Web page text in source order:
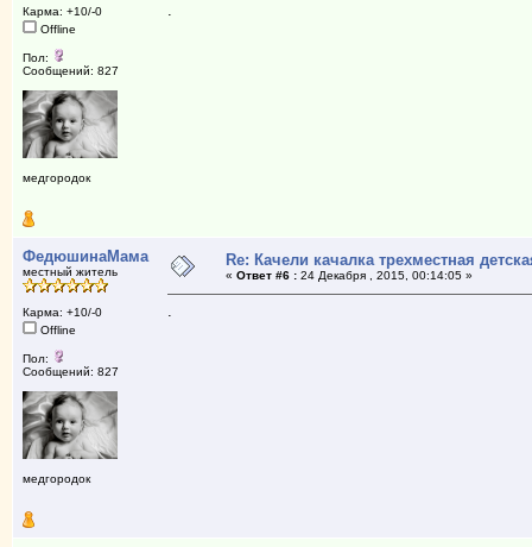
Карма: +10/-0
Offline
Пол:
Сообщений: 827
медгородок
.
ФедюшинаМама
местный житель
Карма: +10/-0
Offline
Пол:
Сообщений: 827
медгородок
Re: Качели качалка трехместная
« Ответ #6 :24 Декабря , 2015, 00:14:05 »
.